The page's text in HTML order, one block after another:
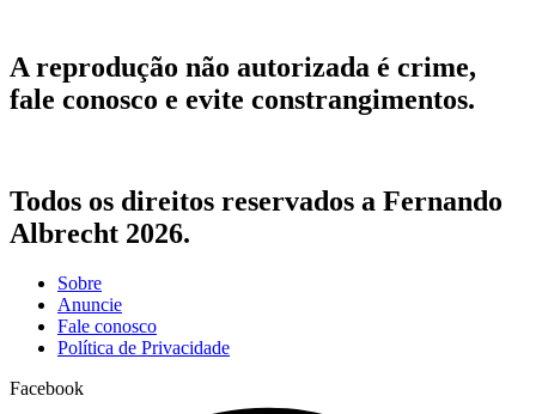
A reprodução não autorizada é crime,
fale conosco e evite constrangimentos.
Todos os direitos reservados a Fernando
Albrecht 2026.
Sobre
Anuncie
Fale conosco
Política de Privacidade
Facebook